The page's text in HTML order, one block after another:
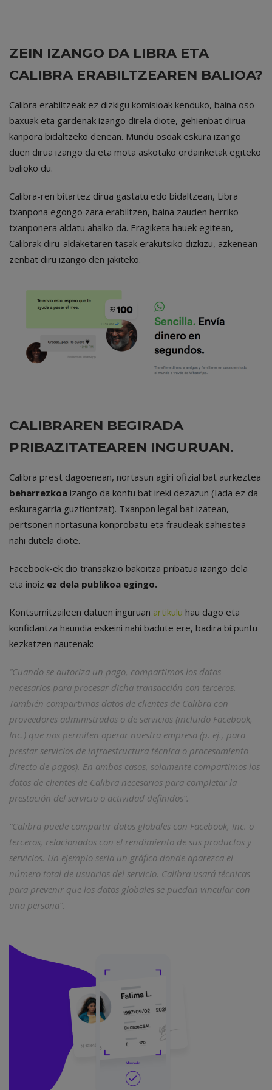
ZEIN IZANGO DA LIBRA ETA
CALIBRA ERABILTZEAREN BALIOA?
Calibra erabiltzeak ez dizkigu komisioak kenduko, baina oso
baxuak eta gardenak izango direla diote, gehienbat dirua
kanpora bidaltzeko denean. Mundu osoak eskura izango
duen dirua izango da eta mota askotako ordainketak egiteko
balioko du.
Calibra-ren bitartez dirua gastatu edo bidaltzean, Libra
txanpona egongo zara erabiltzen, baina zauden herriko
txanponera aldatu ahalko da. Eragiketa hauek egitean,
Calibrak diru-aldaketaren tasak erakutsiko dizkizu, azkenean
zenbat diru izango den jakiteko.
CALIBRAREN BEGIRADA
PRIBAZITATEAREN INGURUAN.
Calibra prest dagoenean, nortasun agiri ofizial bat aurkeztea
beharrezkoa izango da kontu bat ireki dezazun (Iada ez da
eskuragarria guztiontzat). Txanpon legal bat izatean,
pertsonen nortasuna konprobatu eta fraudeak sahiestea
nahi dutela diote.
Facebook-ek dio transakzio bakoitza pribatua izango dela
eta inoiz ez dela publikoa egingo.
Kontsumitzaileen datuen inguruan artikulu hau dago eta
konfidantza haundia eskeini nahi badute ere, badira bi puntu
kezkatzen nautenak:
“Cuando se autoriza un pago, compartimos los datos
necesarios para procesar dicha transacción con terceros.
También compartimos datos de clientes de Calibra con
proveedores administrados o de servicios (incluido Facebook,
Inc.) que nos permiten operar nuestra empresa (p. ej., para
prestar servicios de infraestructura técnica o procesamiento
directo de pagos). En ambos casos, solamente compartimos los
datos de clientes de Calibra necesarios para completar la
prestación del servicio o actividad definidos”.
“Calibra puede compartir datos globales con Facebook, Inc. o
terceros, relacionados con el rendimiento de sus productos y
servicios. Un ejemplo sería un gráfico donde aparezca el
número total de usuarios del servicio. Calibra usará técnicas
para prevenir que los datos globales se puedan vincular con
una persona”.